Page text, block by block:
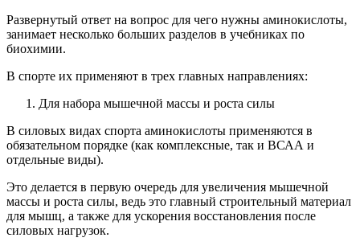
Развернутый ответ на вопрос для чего нужны аминокислоты,
занимает несколько больших разделов в учебниках по
биохимии.
В спорте их применяют в трех главных направлениях:
Для набора мышечной массы и роста силы
В силовых видах спорта аминокислоты применяются в
обязательном порядке (как комплексные, так и ВСАА и
отдельные виды).
Это делается в первую очередь для увеличения мышечной
массы и роста силы, ведь это главный строительный материал
для мышц, а также для ускорения восстановления после
силовых нагрузок.